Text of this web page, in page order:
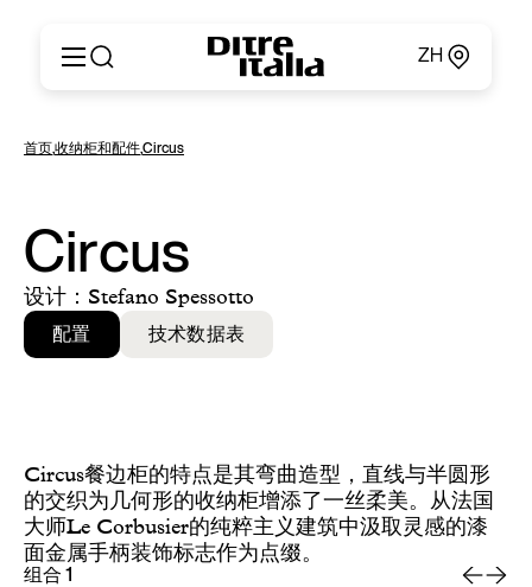
ZH
产品
产品目录和材料
Ditre for Professionals
销售点
新闻和媒体
专属区域
English
Español
Русский
简体中文
首页,收纳柜和配件,Circus
Circus
设计：Stefano Spessotto
配置 技术数据表
Circus餐边柜的特点是其弯曲造型，直线与半圆形
的交织为几何形的收纳柜增添了一丝柔美。从法国
大师Le Corbusier的纯粹主义建筑中汲取灵感的漆
面金属手柄装饰标志作为点缀。
组合 1